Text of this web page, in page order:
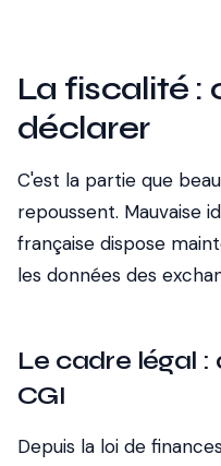
La fiscalité :
déclarer
C'est la partie que
repoussent. Mauvaise
française dispose
les données des
Le cadre légal :
CGI
Depuis la loi de